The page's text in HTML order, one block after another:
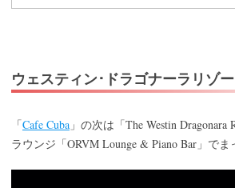
ウェスティン･ドラゴナーラリゾ
「Cafe Cuba 」の次は「The Westin Dragonara
ラウンジ「ORVM Lounge & Piano Bar 」でま